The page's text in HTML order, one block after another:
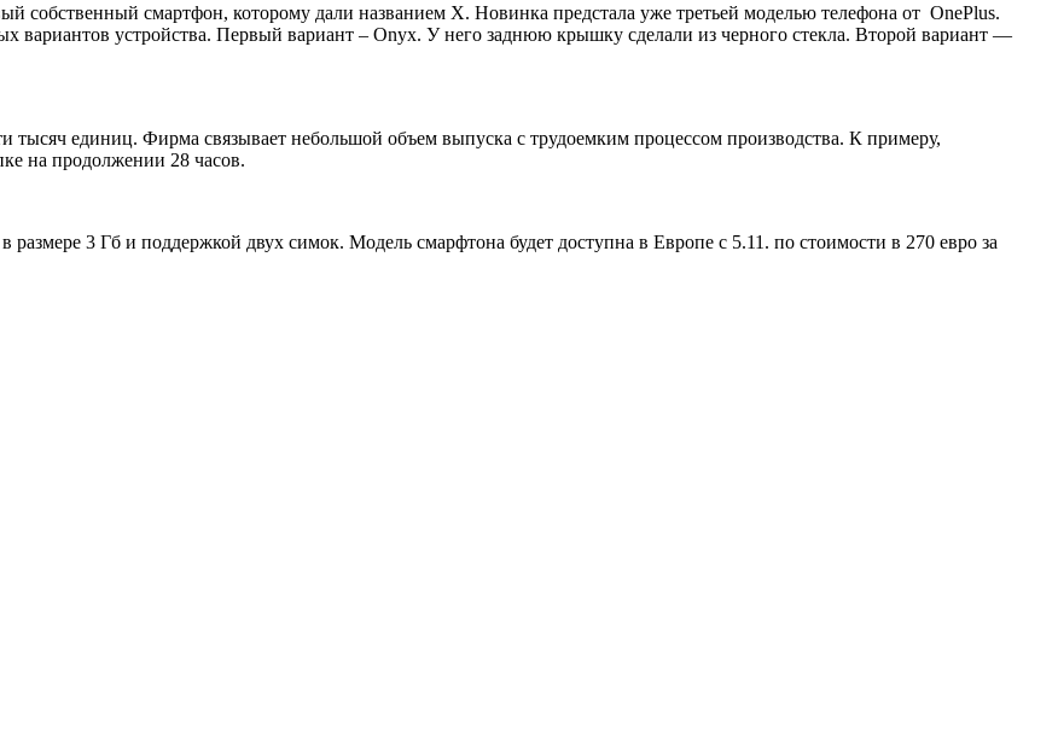
собственный смартфон, которому дали названием Х. Новинка предстала уже третьей моделью телефона от OnePlus.
вариантов устройства. Первый вариант – Onyx. У него заднюю крышку сделали из черного стекла. Второй вариант —
тысяч единиц. Фирма связывает небольшой объем выпуска с трудоемким процессом производства. К примеру,
на продолжении 28 часов.
3 Гб и поддержкой двух симок. Модель смарфтона будет доступна в Европе с 5.11. по стоимости в 270 евро за